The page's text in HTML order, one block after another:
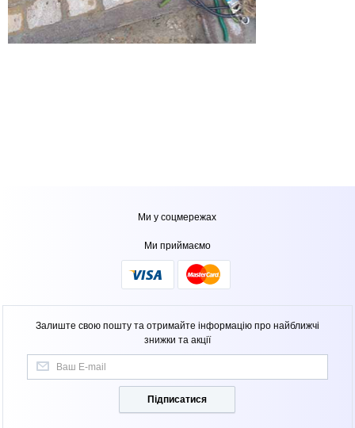
Ми у соцмережах
Ми приймаємо
Залиште свою пошту та отримайте інформацію про найближчі
знижки та акції
Підписатися